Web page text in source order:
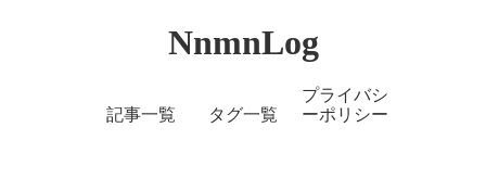
NnmnLog
記事一覧 タグ一覧
プライバシ
ーポリシー